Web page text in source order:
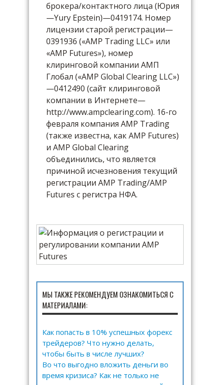
брокера/контактного лица (Юрия
—Yury Epstein)—0419174. Номер
лицензии старой регистрации—
0391936 («АMP Trading LLC» или
«AMP Futures»), номер
клиринговой компании АМП
Глобал («AMP Global Clearing LLC»)
—0412490 (сайт клиринговой
компании в Интернете—
http://www.ampclearing.com). 16-го
февраля компания AMP Trading
(также известна, как AMP Futures)
и AMP Global Clearing
объединились, что является
причиной исчезновения текущий
регистрации AMP Trading/AMP
Futures с регистра НФА.
МЫ ТАКЖЕ РЕКОМЕНДУЕМ ОЗНАКОМИТЬСЯ С
МАТЕРИАЛАМИ:
Как попасть в 10% успешных форекс
трейдеров? Что нужно делать,
чтобы быть в числе лучших?
Во что выгодно вложить деньги во
время кризиса? Как не только не